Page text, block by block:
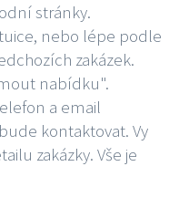
stránky.
nebo lépe podle
zakázek.
nabídku".
a email
kontaktovat. Vy
zakázky. Vše je